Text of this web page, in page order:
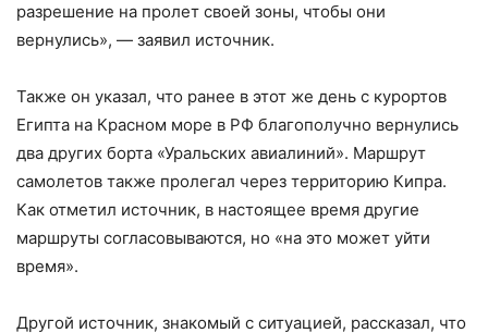
разрешение на пролет своей зоны, чтобы они
вернулись», — заявил источник.
Также он указал, что ранее в этот же день с курортов
Египта на Красном море в РФ благополучно вернулись
два других борта «Уральских авиалиний». Маршрут
самолетов также пролегал через территорию Кипра.
Как отметил источник, в настоящее время другие
маршруты согласовываются, но «на это может уйти
время».
Другой источник, знакомый с ситуацией, рассказал, что